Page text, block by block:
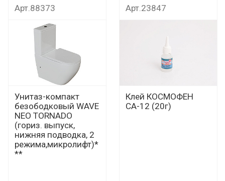
Арт.88373
Унитаз-компакт
безободковый WAVE
NEO TORNADO
(гориз. выпуск,
нижняя подводка, 2
режима,микролифт)*
**
Арт.23847
Клей КОСМОФЕН
СА-12 (20г)
Дока рекомендует Дока